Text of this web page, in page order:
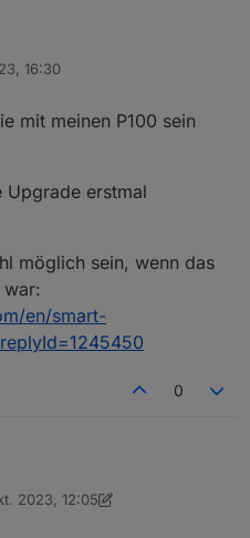
installiert.
Fehler im Log.
und aktuell
16:30
mit meinen P100 sein
Upgrade erstmal
möglich sein, wenn das
en/smart-
0
2023, 12:05
Michaelnorge